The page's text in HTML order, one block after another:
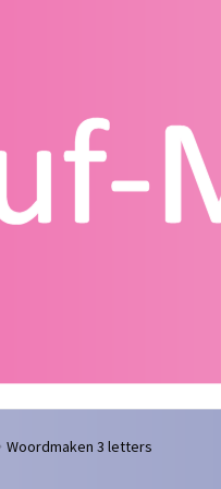
Contact Homepagina
Woordmaken 3 letters